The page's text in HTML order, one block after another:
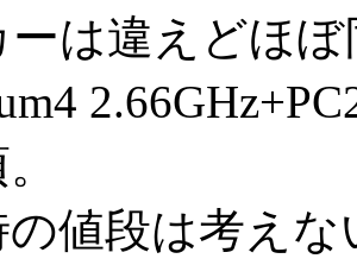
ーは違えどほ
値段は考えな